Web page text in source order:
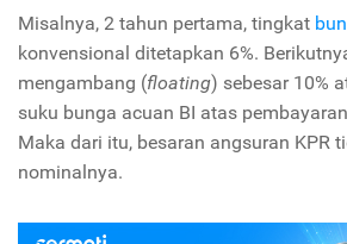
Misalnya, 2 tahun pertama, tingkat
konvensional ditetapkan 6%.
mengambang (floating) sebesar 10%
suku bunga acuan BI atas
Maka dari itu, besaran angsuran KPR
nominalnya.